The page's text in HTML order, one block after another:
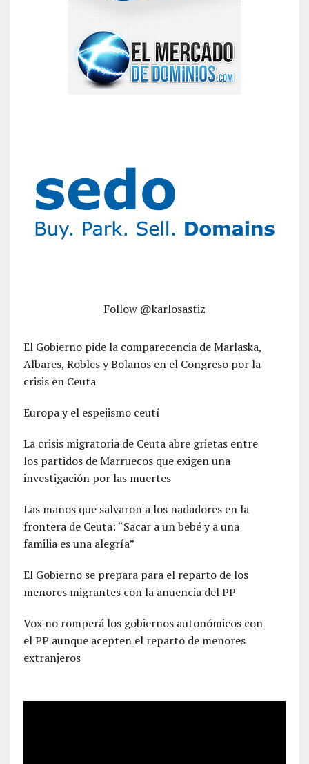
Follow @karlosastiz
El Gobierno pide la comparecencia de Marlaska,
Albares, Robles y Bolaños en el Congreso por la
crisis en Ceuta
Europa y el espejismo ceutí
La crisis migratoria de Ceuta abre grietas entre
los partidos de Marruecos que exigen una
investigación por las muertes
Las manos que salvaron a los nadadores en la
frontera de Ceuta: “Sacar a un bebé y a una
familia es una alegría”
El Gobierno se prepara para el reparto de los
menores migrantes con la anuencia del PP
Vox no romperá los gobiernos autonómicos con
el PP aunque acepten el reparto de menores
extranjeros